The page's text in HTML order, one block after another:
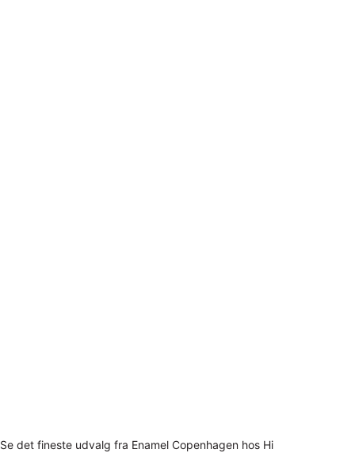
Se det fineste udvalg fra Enamel Copenhagen hos Hi